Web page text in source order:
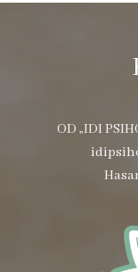
OD „IDI